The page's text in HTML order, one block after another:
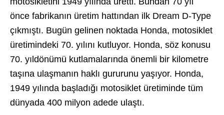
önce fabrikanın üretim hattından ilk Dream D-Type
çıkmıştı. Bugün gelinen noktada Honda, motosiklet
üretimindeki 70. yılını kutluyor. Honda, söz konusu
70. yıldönümü kutlamalarında önemli bir kilometre
taşına ulaşmanın haklı gururunu yaşıyor. Honda,
1949 yılında başladığı motosiklet üretiminde tüm
dünyada 400 milyon adede ulaştı.